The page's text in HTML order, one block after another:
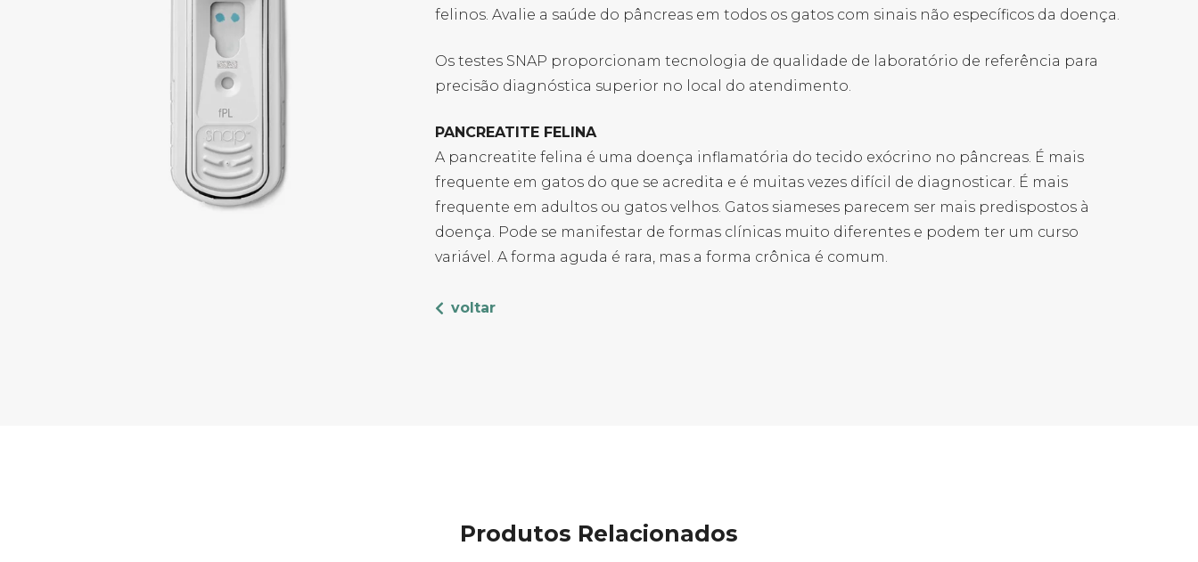
felinos. Avalie a saúde do pâncreas em todos os gatos com sinais não específicos da doença.
Os testes SNAP proporcionam tecnologia de qualidade de laboratório de referência para
precisão diagnóstica superior no local do atendimento.
PANCREATITE FELINA
A pancreatite felina é uma doença inflamatória do tecido exócrino no pâncreas. É mais
frequente em gatos do que se acredita e é muitas vezes difícil de diagnosticar. É mais
frequente em adultos ou gatos velhos. Gatos siameses parecem ser mais predispostos à
doença. Pode se manifestar de formas clínicas muito diferentes e podem ter um curso
variável. A forma aguda é rara, mas a forma crônica é comum.
voltar
Produtos Relacionados